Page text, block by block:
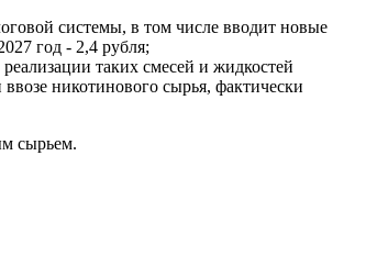
системы, в том числе вводит новые
год - 2,4 рубля;
таких смесей и жидкостей
никотинового сырья, фактически
сырьем.